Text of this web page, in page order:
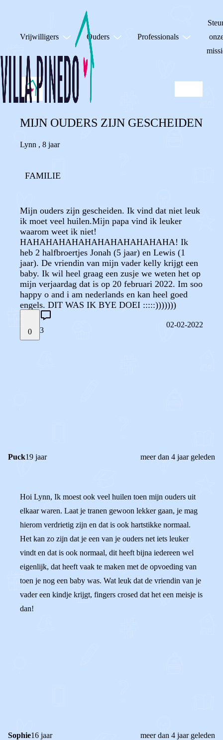
Vrijwilligers Ouders Professionals
MIJN OUDERS ZIJN GESCHEIDEN
Lynn , 8 jaar
FAMILIE
Mijn ouders zijn gescheiden. Ik vind dat niet leuk
ik moet veel huilen.Mijn papa vind ik leuker
waarom weet ik niet!
HAHAHAHAHAHAHAHAHAHAHAHA! Ik
heb 2 halfbroertjes Jonah (5 jaar) en Lewis (1
jaar). De vriendin van mijn vader kelly krijgt een
baby. Ik wil heel graag een zusje we weten het op
mijn verjaardag dat is op 20 februari 2022. Im soo
happy o and i am nederlands en kan heel goed
engels. DIT WAS IK BYE DOEI :::::)))))))
0 3
02-02-2022
Puck19 jaar meer dan 4 jaar geleden
Hoi Lynn, Ik moest ook veel huilen toen mijn ouders uit
elkaar waren. Laat je tranen gewoon lekker gaan, je mag
hierom verdrietig zijn en dat is ook hartstikke normaal.
Het kan zo zijn dat je een van je ouders net iets leuker
vindt en dat is ook normaal, dit heeft bijna iedereen wel
eigenlijk, dat heeft vaak te maken met de opvoeding van
toen je nog een baby was. Wat leuk dat de vriendin van je
vader een kindje krijgt, fingers crosed dat het een meisje is
dan!
Sophie16 jaar meer dan 4 jaar geleden